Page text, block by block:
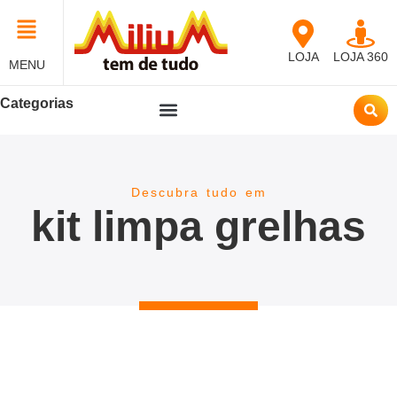
MENU
LOJA LOJA 360
Categorias
Descubra tudo em
kit limpa grelhas